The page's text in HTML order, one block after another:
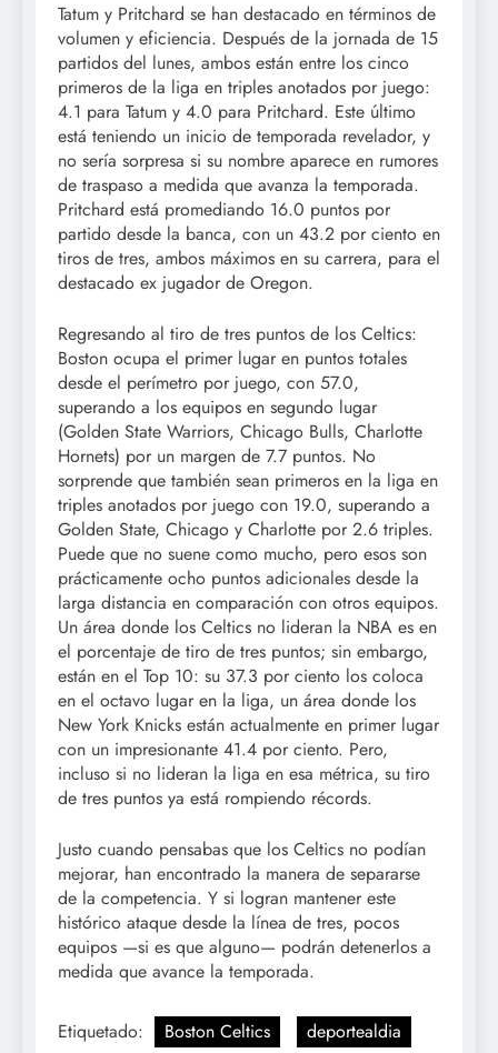
Tatum y Pritchard se han destacado en términos de
volumen y eficiencia. Después de la jornada de 15
partidos del lunes, ambos están entre los cinco
primeros de la liga en triples anotados por juego:
4.1 para Tatum y 4.0 para Pritchard. Este último
está teniendo un inicio de temporada revelador, y
no sería sorpresa si su nombre aparece en rumores
de traspaso a medida que avanza la temporada.
Pritchard está promediando 16.0 puntos por
partido desde la banca, con un 43.2 por ciento en
tiros de tres, ambos máximos en su carrera, para el
destacado ex jugador de Oregon.
Regresando al tiro de tres puntos de los Celtics:
Boston ocupa el primer lugar en puntos totales
desde el perímetro por juego, con 57.0,
superando a los equipos en segundo lugar
(Golden State Warriors, Chicago Bulls, Charlotte
Hornets) por un margen de 7.7 puntos. No
sorprende que también sean primeros en la liga en
triples anotados por juego con 19.0, superando a
Golden State, Chicago y Charlotte por 2.6 triples.
Puede que no suene como mucho, pero esos son
prácticamente ocho puntos adicionales desde la
larga distancia en comparación con otros equipos.
Un área donde los Celtics no lideran la NBA es en
el porcentaje de tiro de tres puntos; sin embargo,
están en el Top 10: su 37.3 por ciento los coloca
en el octavo lugar en la liga, un área donde los
New York Knicks están actualmente en primer lugar
con un impresionante 41.4 por ciento. Pero,
incluso si no lideran la liga en esa métrica, su tiro
de tres puntos ya está rompiendo récords.
Justo cuando pensabas que los Celtics no podían
mejorar, han encontrado la manera de separarse
de la competencia. Y si logran mantener este
histórico ataque desde la línea de tres, pocos
equipos —si es que alguno— podrán detenerlos a
medida que avance la temporada.
Etiquetado: Boston Celtics deportealdia